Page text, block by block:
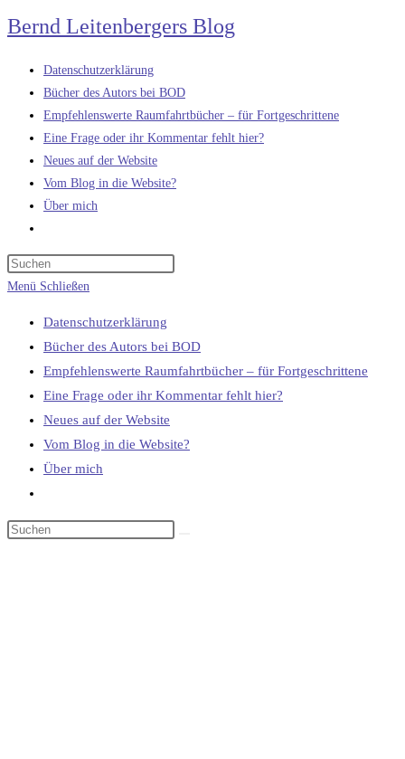
Zum
Inhalt
springen
Bernd Leitenbergers Blog
Datenschutzerklärung
Bücher des Autors bei BOD
Empfehlenswerte Raumfahrtbücher – für Fortgeschrittene
Eine Frage oder ihr Kommentar fehlt hier?
Neues auf der Website
Vom Blog in die Website?
Über mich
umschalten
Menü Schließen
Datenschutzerklärung
Bücher des Autors bei BOD
Empfehlenswerte Raumfahrtbücher – für Fortgeschrittene
Eine Frage oder ihr Kommentar fehlt hier?
Neues auf der Website
Vom Blog in die Website?
Über mich
umschalten